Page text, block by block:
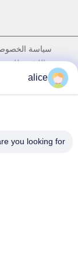
سياسة
alice
you looking for?